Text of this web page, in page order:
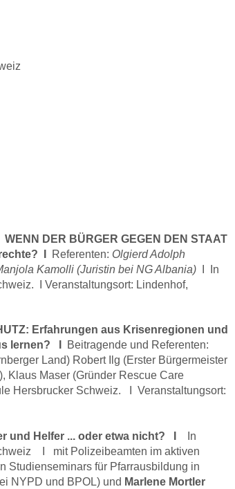
WENN DER BÜRGER GEGEN DEN STAAT
I
Referenten: Olgierd Adolph
Kamolli (Juristin bei NG Albania)
In
I Veranstaltungsort: Lindenhof,
Erfahrungen aus Krisenregionen und
lernen? I
Beitragende und Referenten:
Land) Robert Ilg (Erster Bürgermeister
Klaus Maser (Gründer Rescue Care
Hersbrucker Schweiz. I Veranstaltungsort:
und Helfer ... oder etwa nicht? I
In
I mit Polizeibeamten im aktiven
Studienseminars für Pfarrausbildung in
NYPD und BPOL) und Marlene Mortler